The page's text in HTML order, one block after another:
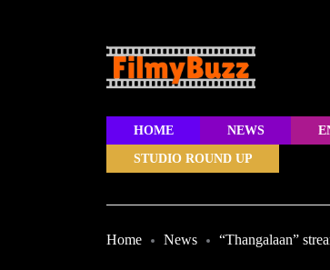
HOME NEWS
STUDIO ROUND UP
Home News “Thangalaan”